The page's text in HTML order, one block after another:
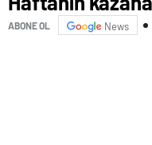
ABONE OL News